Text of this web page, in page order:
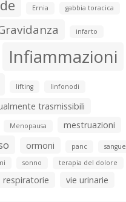
Ernia gabbia toracica
infarto
Infiammazioni
lifting linfonodi
trasmissibili
Menopausa mestruazioni
ormoni panc
sangue
sonno terapia del dolore
respiratorie vie urinarie